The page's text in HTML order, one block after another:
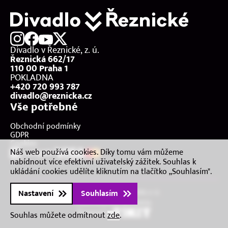
Divadlo v Řeznické, z. ú.
Řeznická 662/17
110 00 Praha 1
POKLADNA
+420 720 993 787
divadlo@reznicka.cz
Vše potřebné
Obchodní podmínky
GDPR
Cookies
2026 © Divadlo v Řeznické, z. ú.
Všechna práva vyhrazena.
Powered by
Náš web používá cookies. Díky tomu vám můžeme
nabídnout více efektivní uživatelský zážitek. Souhlas k
ukládání cookies udělíte kliknutím na tlačítko „Souhlasím".
Nastavení
Souhlasím
Souhlas můžete odmítnoutzde.